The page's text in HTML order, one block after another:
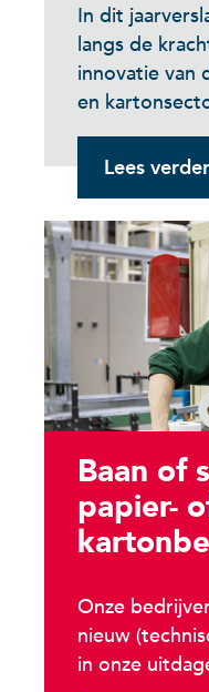
In dit
langs de
innovatie van
en
Lees verder
Baan of
papier-
Onze
nieuw
in onze